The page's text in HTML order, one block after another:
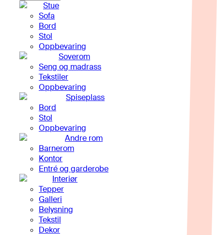
Stue
Sofa
Bord
Stol
Oppbevaring
Soverom
Seng og madrass
Tekstiler
Oppbevaring
Spiseplass
Bord
Stol
Oppbevaring
Andre rom
Barnerom
Kontor
Entré og garderobe
Interiør
Tepper
Galleri
Belysning
Tekstil
Dekor